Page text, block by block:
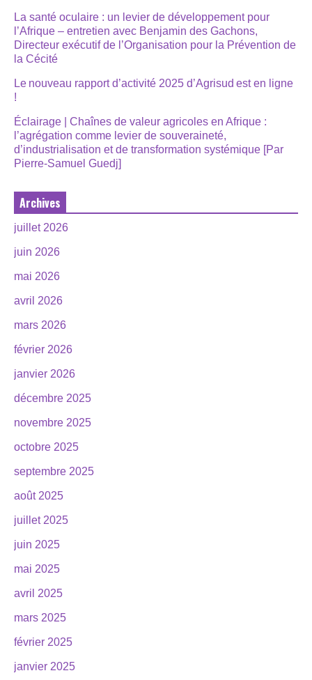
La santé oculaire : un levier de développement pour
l’Afrique – entretien avec Benjamin des Gachons,
Directeur exécutif de l’Organisation pour la Prévention de
la Cécité
Le nouveau rapport d’activité 2025 d’Agrisud est en ligne
!
Éclairage | Chaînes de valeur agricoles en Afrique :
l’agrégation comme levier de souveraineté,
d’industrialisation et de transformation systémique [Par
Pierre-Samuel Guedj]
Archives
juillet 2026
juin 2026
mai 2026
avril 2026
mars 2026
février 2026
janvier 2026
décembre 2025
novembre 2025
octobre 2025
septembre 2025
août 2025
juillet 2025
juin 2025
mai 2025
avril 2025
mars 2025
février 2025
janvier 2025